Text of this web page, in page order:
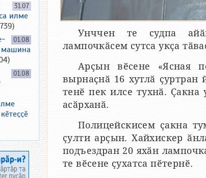
Унччен те судпа
лампочкӑсем сутса укҫа
Арҫын вӗсене «Ясная
вырнаҫнӑ 16 хутлӑ ҫуртран
тенӗ пек илсе тухнӑ.
асӑрханӑ.
Полицейскисем ҫакна
ҫулти арҫын. Хайхискер
подъездран 20 яхӑн
те вӗсене ҫухатса пӗтернӗ.
31.07
илме
01.08
01.08